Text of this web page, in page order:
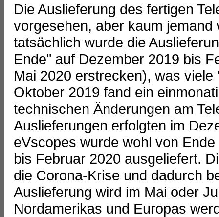
Die Auslieferung des fertigen
vorgesehen, aber kaum
tatsächlich wurde die
Ende" auf Dezember 2019 bis
Mai 2020 erstrecken), was
Oktober 2019 fand ein
technischen Änderungen am
Auslieferungen erfolgten im
eVscopes wurde wohl von
bis Februar 2020 ausgeliefert.
die Corona-Krise und dadurch
Auslieferung wird im Mai oder
Nordamerikas und Europas